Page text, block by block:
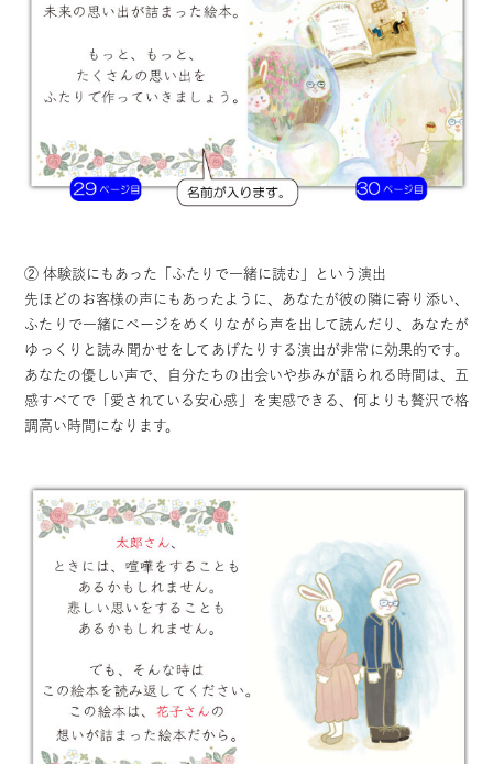
② 体験談にもあった「ふたりで一緒に読む」という演出
先ほどのお客様の声にもあったように、あなたが彼の隣に寄り添い、
ふたりで一緒にページをめくりながら声を出して読んだり、あなたが
ゆっくりと読み聞かせをしてあげたりする演出が非常に効果的です。
あなたの優しい声で、自分たちの出会いや歩みが語られる時間は、五
感すべてで「愛されている安心感」を実感できる、何よりも贅沢で格
調高い時間になります。